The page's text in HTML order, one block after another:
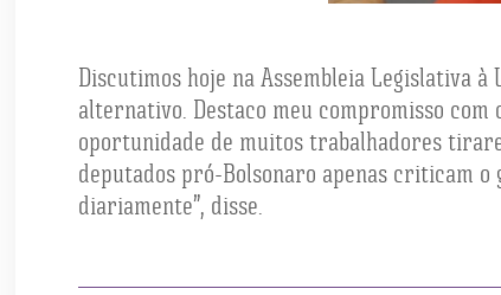
Discutimos hoje na Assembleia Legislativa
alternativo. Destaco meu compromisso
oportunidade de muitos trabalhadores
deputados pró-Bolsonaro apenas criticam
diariamente”, disse.